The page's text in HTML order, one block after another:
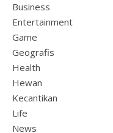
Business
Entertainment
Game
Geografis
Health
Hewan
Kecantikan
Life
News